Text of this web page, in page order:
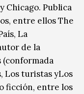
Chicago. Publica
entre ellos The
La
de la
Los turistas yLos
ficción, entre los